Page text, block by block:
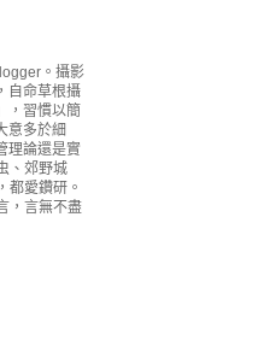
。攝影
自命草根攝
，習慣以簡
意多於細
理論還是實
、郊野城
都愛鑽研。
，言無不盡